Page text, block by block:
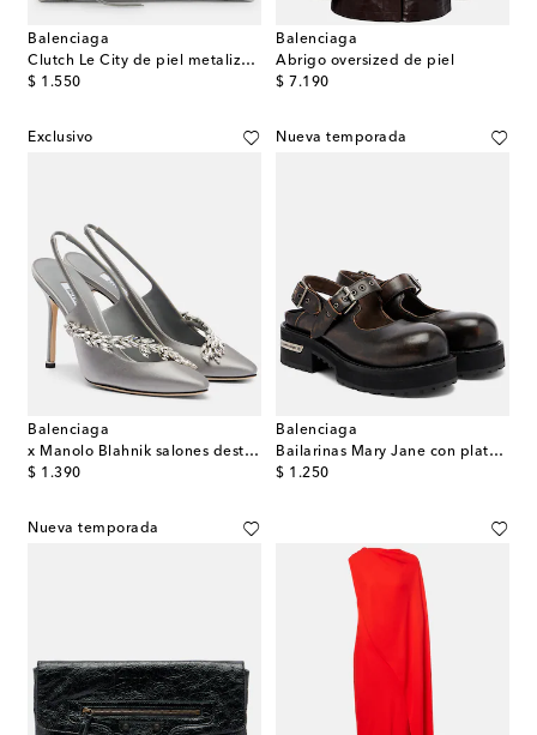
Balenciaga
Clutch Le City de piel metalizada
$ 1.550
original price
Balenciaga
Abrigo oversized de piel
$ 7.190
original price
Exclusivo
Balenciaga
x Manolo Blahnik salones destalonados de satén
$ 1.390
original price
Nueva temporada
Balenciaga
Bailarinas Mary Jane con plataforma Venom de piel
$ 1.250
original price
Nueva temporada